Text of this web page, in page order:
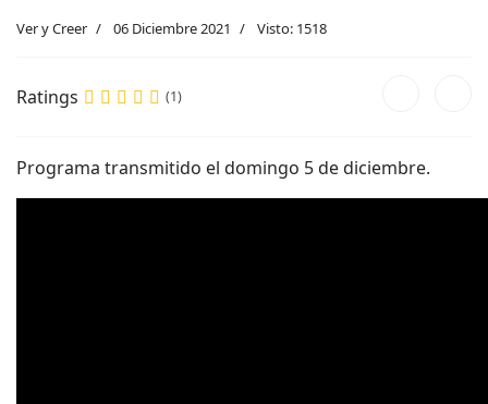
Ver y Creer 06 Diciembre 2021 Visto: 1518
Ratings (1)
Programa transmitido el domingo 5 de diciembre.